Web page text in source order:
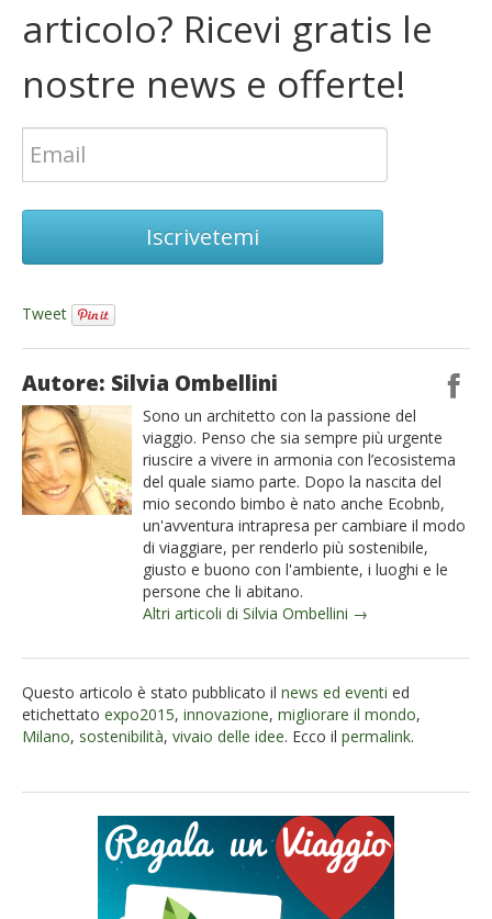
articolo? Ricevi gratis le
nostre news e offerte!
Iscrivetemi
Tweet
Autore: Silvia Ombellini
Sono un architetto con la passione del
viaggio. Penso che sia sempre più urgente
riuscire a vivere in armonia con l’ecosistema
del quale siamo parte. Dopo la nascita del
mio secondo bimbo è nato anche Ecobnb,
un'avventura intrapresa per cambiare il modo
di viaggiare, per renderlo più sostenibile,
giusto e buono con l'ambiente, i luoghi e le
persone che li abitano.
Altri articoli di Silvia Ombellini →
Questo articolo è stato pubblicato il news ed eventi ed
etichettato expo2015, innovazione, migliorare il mondo,
Milano, sostenibilità, vivaio delle idee. Ecco il permalink.